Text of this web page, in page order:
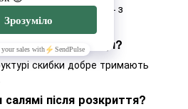
додаванням спецій — з
для піци?
скибки добре тримають
салямі після розкриття?